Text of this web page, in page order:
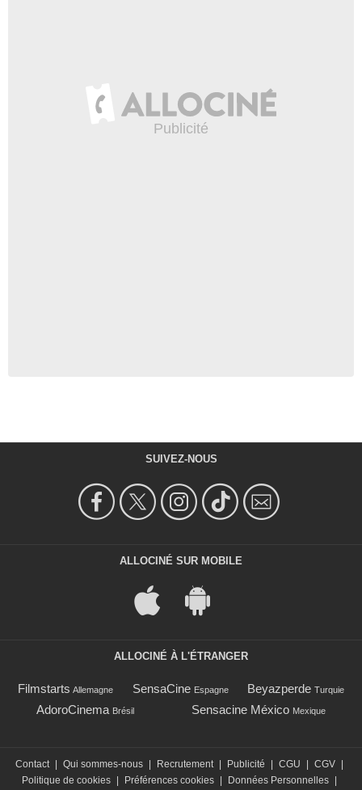
SUIVEZ-NOUS
ALLOCINÉ SUR MOBILE
ALLOCINÉ À L'ÉTRANGER
Filmstarts Allemagne SensaCine Espagne Beyazperde Turquie
AdoroCinema Brésil Sensacine México Mexique
Contact Qui sommes-nous Recrutement Publicité CGU CGV
Politique de cookies
Préférences cookies Données Personnelles